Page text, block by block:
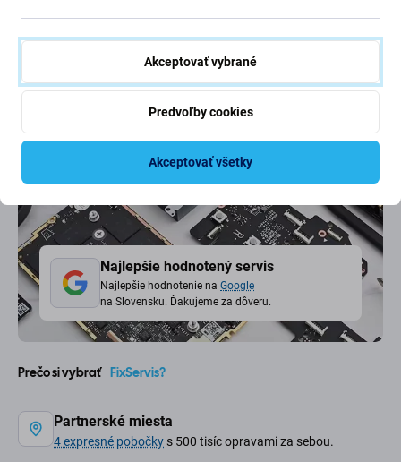
Najlepšie hodnotený servis
Najlepšie hodnotenie na Google
na Slovensku. Ďakujeme za dôveru.
Prečo si vybrať FixServis?
Partnerské miesta
4 expresné pobočky s 500 tisíc opravami za sebou.
Akceptovať vybrané
Predvoľby cookies
Akceptovať všetky